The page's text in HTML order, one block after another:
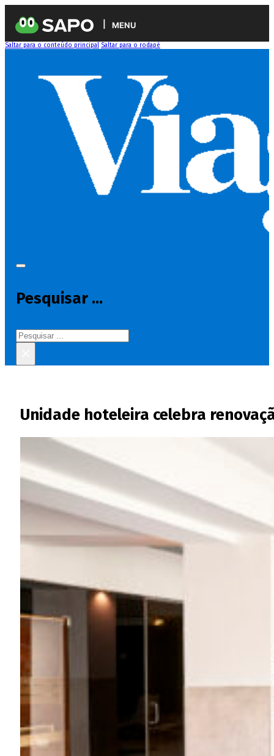
MENU
Saltar para o conteúdo principal Saltar para o rodapé
Pesquisar ...
Pesquisar
Unidade hoteleira celebra